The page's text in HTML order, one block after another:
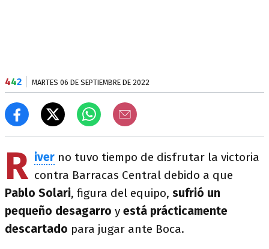
442 MARTES 06 DE SEPTIEMBRE DE 2022
R iver no tuvo tiempo de disfrutar la victoria
contra Barracas Central debido a que
Pablo Solari, figura del equipo, sufrió un
pequeño desagarro y está prácticamente
descartado para jugar ante Boca.